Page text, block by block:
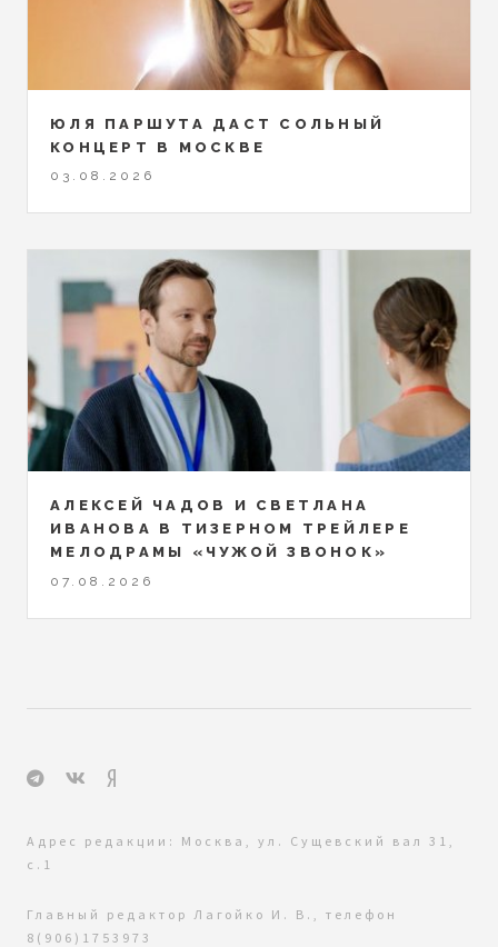
ЮЛЯ ПАРШУТА ДАСТ СОЛЬНЫЙ
КОНЦЕРТ В МОСКВЕ
03.08.2026
АЛЕКСЕЙ ЧАДОВ И СВЕТЛАНА
ИВАНОВА В ТИЗЕРНОМ ТРЕЙЛЕРЕ
МЕЛОДРАМЫ «ЧУЖОЙ ЗВОНОК»
07.08.2026
Адрес редакции: Москва, ул. Сущевский вал 31,
с.1
Главный редактор Лагойко И. В., телефон
8(906)1753973